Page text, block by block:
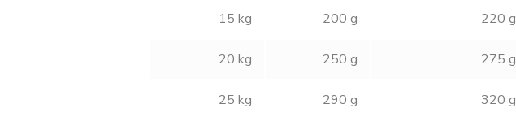
15 kg 200 g 220 g
20 kg 250 g 275 g
25 kg 290 g 320 g